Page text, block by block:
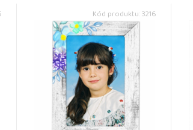
Kód produktu: 3216